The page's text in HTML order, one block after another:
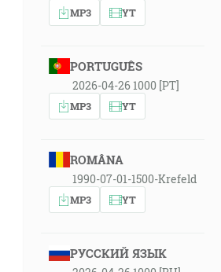
MP3 YT
PORTUGUÊS
2026-04-26 1000 [PT]
MP3 YT
ROMÂNA
1990-07-01-1500-Krefeld
MP3 YT
РУССКИЙ ЯЗЫК